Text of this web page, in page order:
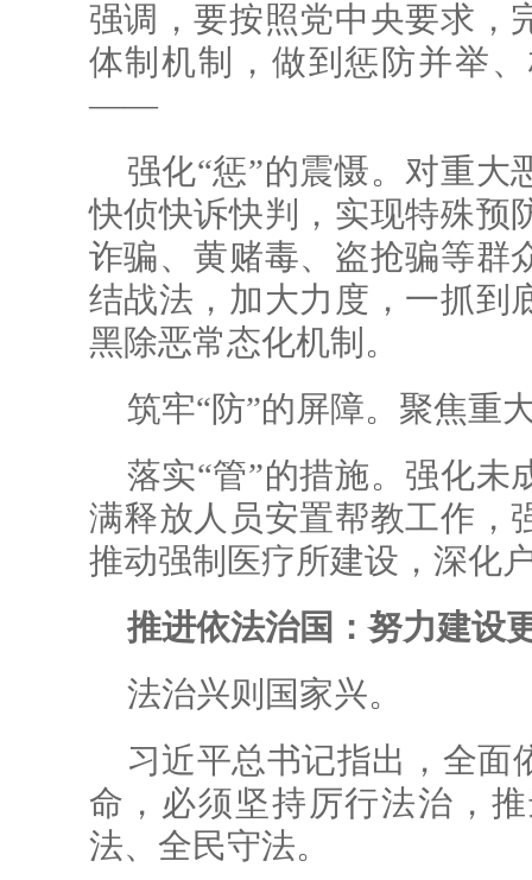
强调，要按照党中央要求，
体制机制，做到惩防并举
——
强化“惩”的震慑。对重大
快侦快诉快判，实现特殊预
诈骗、黄赌毒、盗抢骗等群
结战法，加大力度，一抓到
黑除恶常态化机制。
筑牢“防”的屏障。聚焦重
落实“管”的措施。强化未
满释放人员安置帮教工作，
推动强制医疗所建设，深化
推进依法治国：努力建设
法治兴则国家兴。
习近平总书记指出，全面
命，必须坚持厉行法治，
法、全民守法。